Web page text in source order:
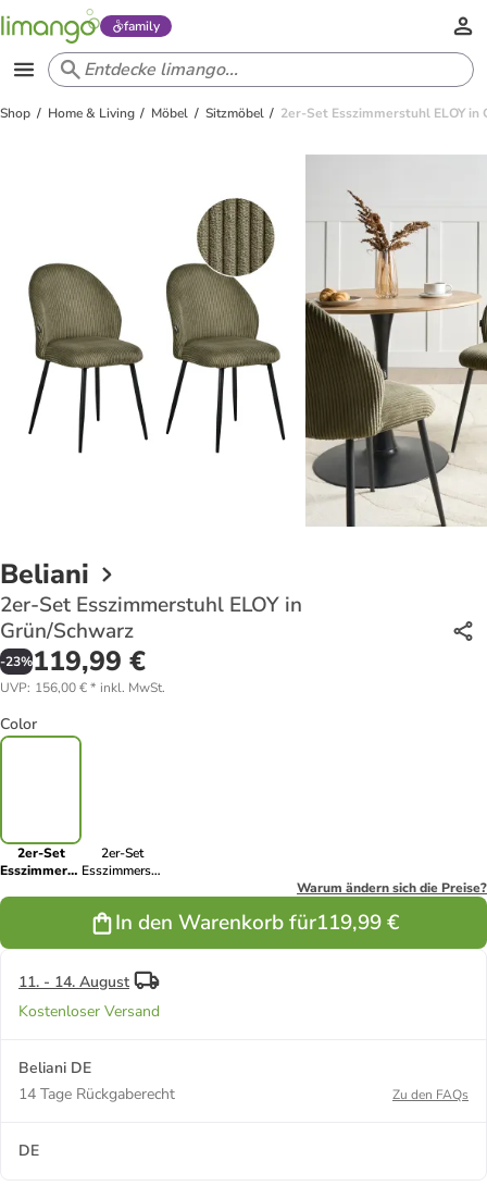
family
Shop Home & Living Möbel Sitzmöbel 2er-Set Esszimmerstuhl ELOY in
Beliani
2er-Set Esszimmerstuhl ELOY in
Grün/Schwarz
-23%119,99 €
UVP: 156,00 €* inkl. MwSt.
Color
2er-Set
Esszimmerstuhl
Grün/Schwarz
2er-Set
Esszimmerstuhl
Warum ändern sich die Preise?
In den Warenkorb für119,99 €
11. - 14. August
Kostenloser Versand
Beliani DE
14 Tage Rückgaberecht
Zu den FAQs
DE